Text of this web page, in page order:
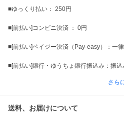
■ゆっくり払い： 250円
■[前払い]コンビニ決済 ： 0円
■[前払い]ペイジー決済（Pay-easy）：一律
さら
送料、お届けについて